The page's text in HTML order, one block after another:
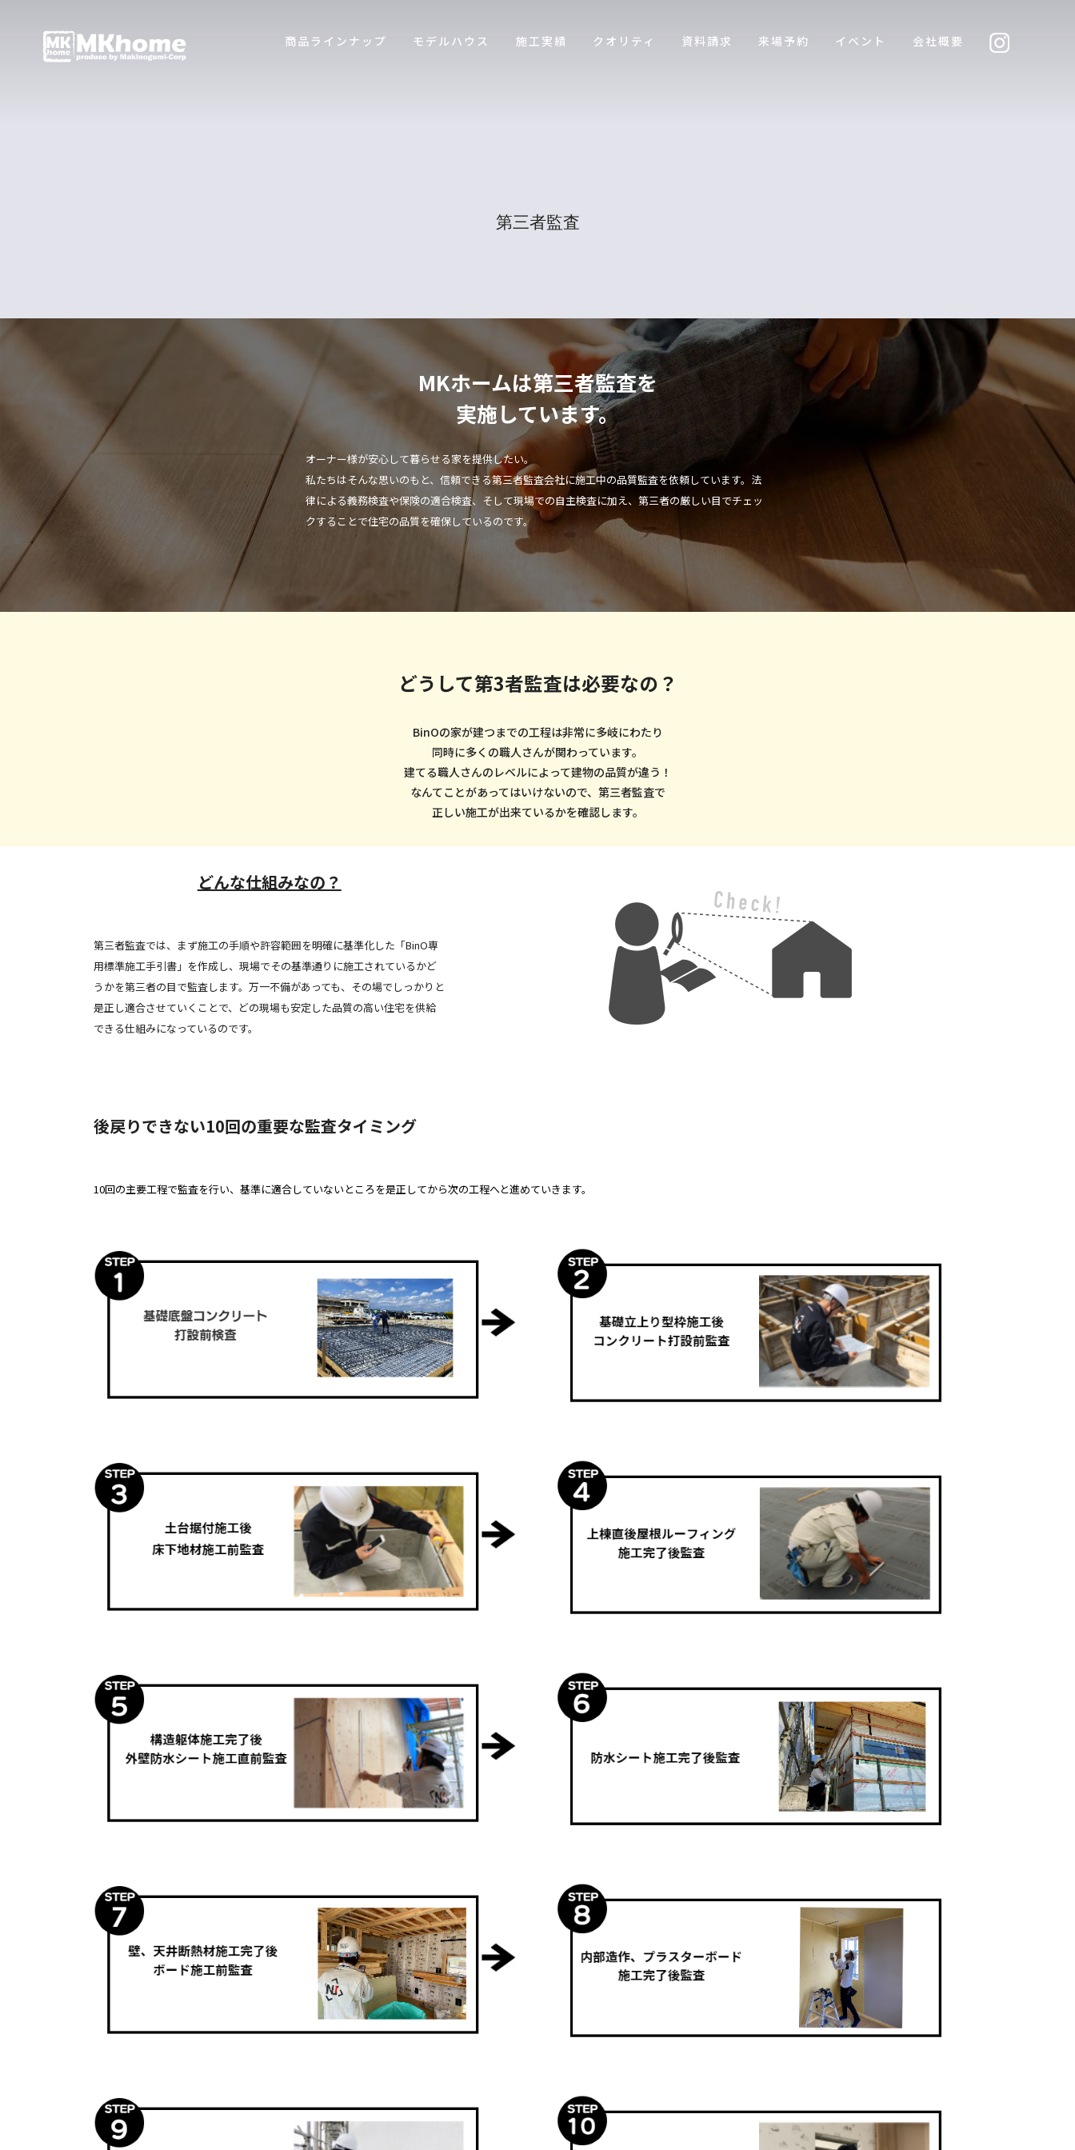
商品ラインナップ モデルハウス 施工実績 クオリティ 資料請求 来場予約 イベント 会社概要
第三者監査
MKホームは第三者監査を
実施しています。
オーナー様が安心して暮らせる家を提供したい。
私たちはそんな思いのもと、信頼できる第三者監査会社に施工中の品質監査を依頼しています。法
律による義務検査や保険の適合検査、そして現場での自主検査に加え、第三者の厳しい目でチェッ
クすることで住宅の品質を確保しているのです。
どうして第3者監査は必要なの？
BinOの家が建つまでの工程は非常に多岐にわたり
同時に多くの職人さんが関わっています。
建てる職人さんのレベルによって建物の品質が違う！
なんてことがあってはいけないので、第三者監査で
正しい施工が出来ているかを確認します。
どんな仕組みなの？
第三者監査では、まず施工の手順や許容範囲を明確に基準化した「BinO専
用標準施工手引書」を作成し、現場でその基準通りに施工されているかど
うかを第三者の目で監査します。万一不備があっても、その場でしっかりと
是正し適合させていくことで、どの現場も安定した品質の高い住宅を供給
できる仕組みになっているのです。
後戻りできない10回の重要な監査タイミング
10回の主要工程で監査を行い、基準に適合していないところを是正してから次の工程へと進めていきます。